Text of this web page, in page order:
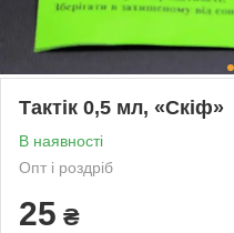
Тактік 0,5 мл, «Скіф»
В наявності
Опт і роздріб
25 ₴